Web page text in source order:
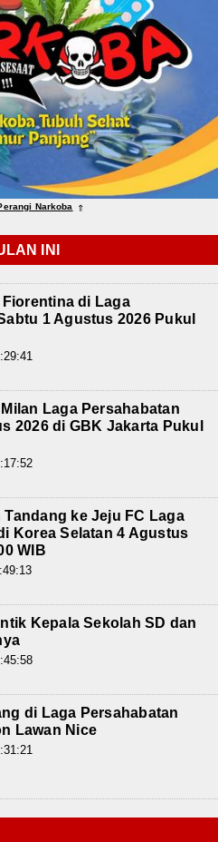
Narkoba ⇑
INI
Fiorentina di Laga
1 Agustus 2026 Pukul
Laga Persahabatan
2026 di GBK Jakarta Pukul
Tandang ke Jeju FC Laga
Korea Selatan 4 Agustus
WIB
Kepala Sekolah SD dan
di Laga Persahabatan
Lawan Nice